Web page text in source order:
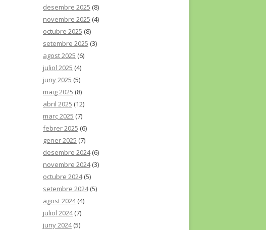
desembre 2025 (8)
novembre 2025 (4)
octubre 2025 (8)
setembre 2025 (3)
agost 2025 (6)
juliol 2025 (4)
juny 2025 (5)
maig 2025 (8)
abril 2025 (12)
març 2025 (7)
febrer 2025 (6)
gener 2025 (7)
desembre 2024(6)
novembre 2024(3)
octubre 2024(5)
setembre 2024(5)
agost 2024(4)
juliol 2024(7)
juny 2024(5)